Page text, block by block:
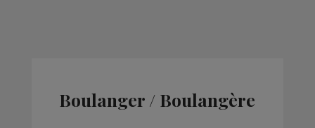
Boulanger / Boulangère